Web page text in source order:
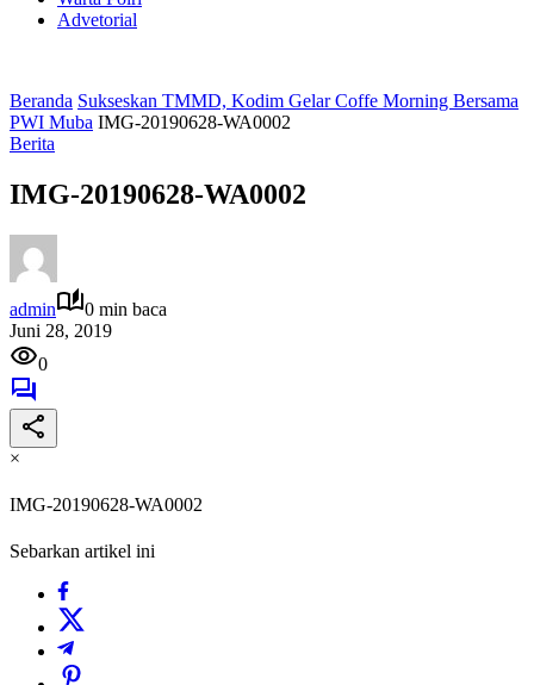
Advetorial
Beranda Sukseskan TMMD, Kodim Gelar Coffe Morning Bersama
PWI Muba IMG-20190628-WA0002
Berita
IMG-20190628-WA0002
admin
0 min baca
Juni 28, 2019
0
×
IMG-20190628-WA0002
Sebarkan artikel ini